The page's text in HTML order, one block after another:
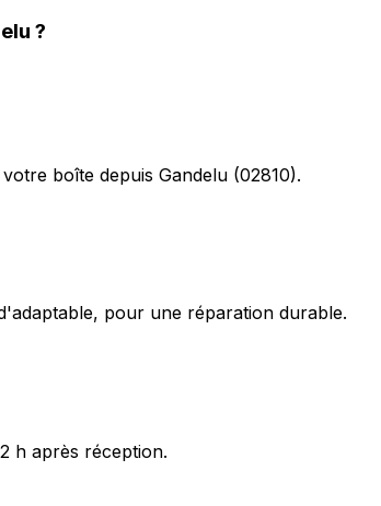
?
boîte depuis Gandelu (02810).
pour une réparation durable.
h après réception.